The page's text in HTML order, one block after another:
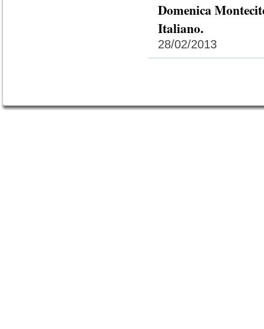
Domenica
Italiano.
28/02/2013